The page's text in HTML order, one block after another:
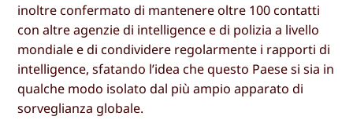
inoltre confermato di mantenere oltre 100 contatti
con altre agenzie di intelligence e di polizia a livello
mondiale e di condividere regolarmente i rapporti di
intelligence, sfatando l’idea che questo Paese si sia in
qualche modo isolato dal più ampio apparato di
sorveglianza globale.